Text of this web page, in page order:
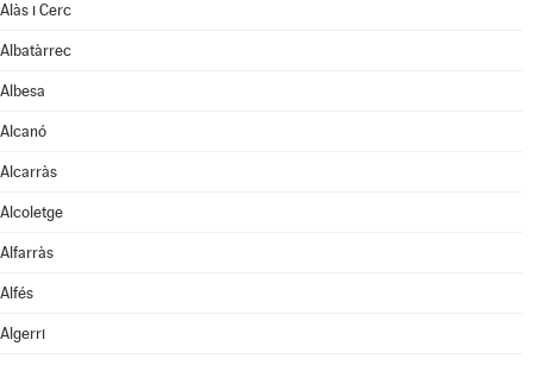
Alàs i Cerc
Albatàrrec
Albesa
Alcanó
Alcarràs
Alcoletge
Alfarràs
Alfés
Algerri